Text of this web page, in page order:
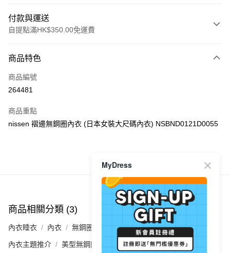
付款與運送
自提點滿HK$350.00免運費
信用卡
Apple Pay
PayMe
每筆HK$40.00，滿HK$350.00或以上免運費
付款後順豐站及營業點
每筆HK$40.00，滿HK$350.00或以上免運費
付款後順豐合作便利店
商品特色
商品編號
264481
商品重點
nissen 褶邊無鋼圈內衣 (日本女裝大尺碼內衣) NSBND0121D0055
商品推薦
商品相關分類 (3)
內衣睡衣 內衣 無鋼圈
內衣主題推介 美型無鋼圈🩵舒服又有型
MyDress